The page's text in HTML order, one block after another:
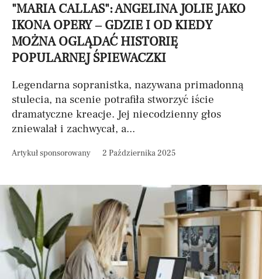
"MARIA CALLAS": ANGELINA JOLIE JAKO
IKONA OPERY – GDZIE I OD KIEDY
MOŻNA OGLĄDAĆ HISTORIĘ
POPULARNEJ ŚPIEWACZKI
Legendarna sopranistka, nazywana primadonną
stulecia, na scenie potrafiła stworzyć iście
dramatyczne kreacje. Jej niecodzienny głos
zniewalał i zachwycał, a...
Artykuł sponsorowany 2 Października 2025